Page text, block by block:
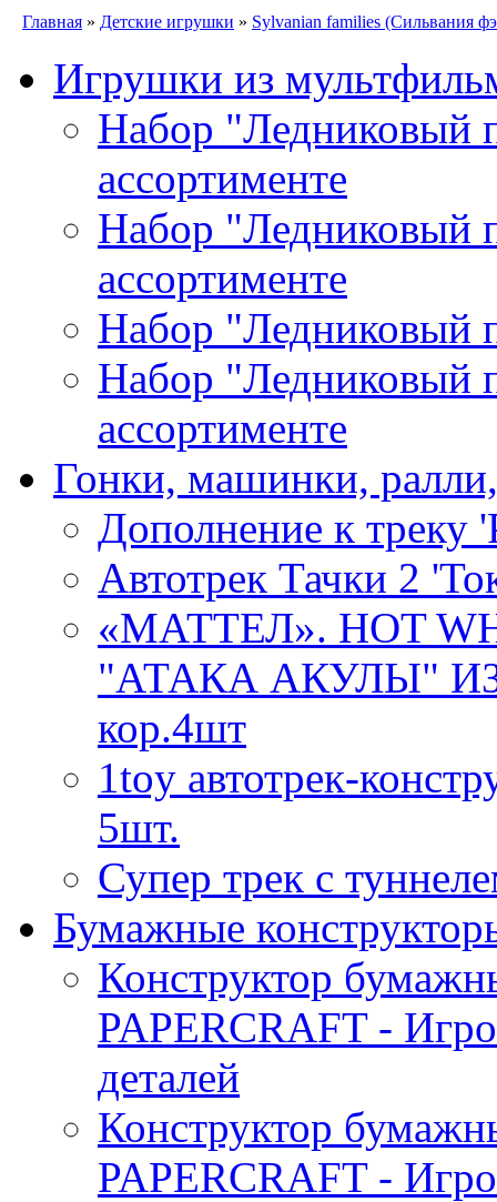
Главная » Детские игрушки » Sylvanian families (Сильвания
Игрушки из
Набор "Ледниковый
ассортименте
Набор "Ледниковый
ассортименте
Набор "Ледниковый
Набор "Ледниковый
ассортименте
Гонки, машинки,
Дополнение к
Автотрек Тачки 2
«МАТТЕЛ». HOT
"АТАКА АКУЛЫ" ИЗ
кор.4шт
1toy автотрек-
5шт.
Супер трек с
Бумажные
Конструктор
PAPERCRAFT -
деталей
Конструктор
PAPERCRAFT -